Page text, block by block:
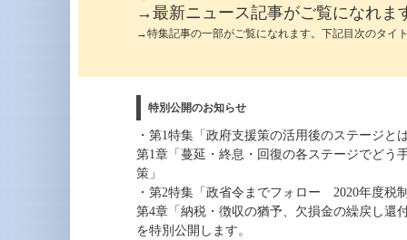
→最新ニュース記事がご覧になれま
→特集記事の一部がご覧になれます。下記目次のタイ
特別公開のお知らせ
・第1特集「政府支援策の活用後のステージ
第1章「蔓延・終息・回復の各ステージでど
策」
・第2特集「政省令までフォロー 2020年度税
第4章「納税・徴収の猶予、欠損金の繰戻し
を特別公開します。